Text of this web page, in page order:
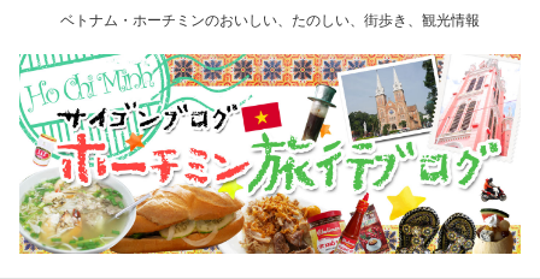
ベトナム・ホーチミンのおいしい、たのしい、街歩き、観光情報